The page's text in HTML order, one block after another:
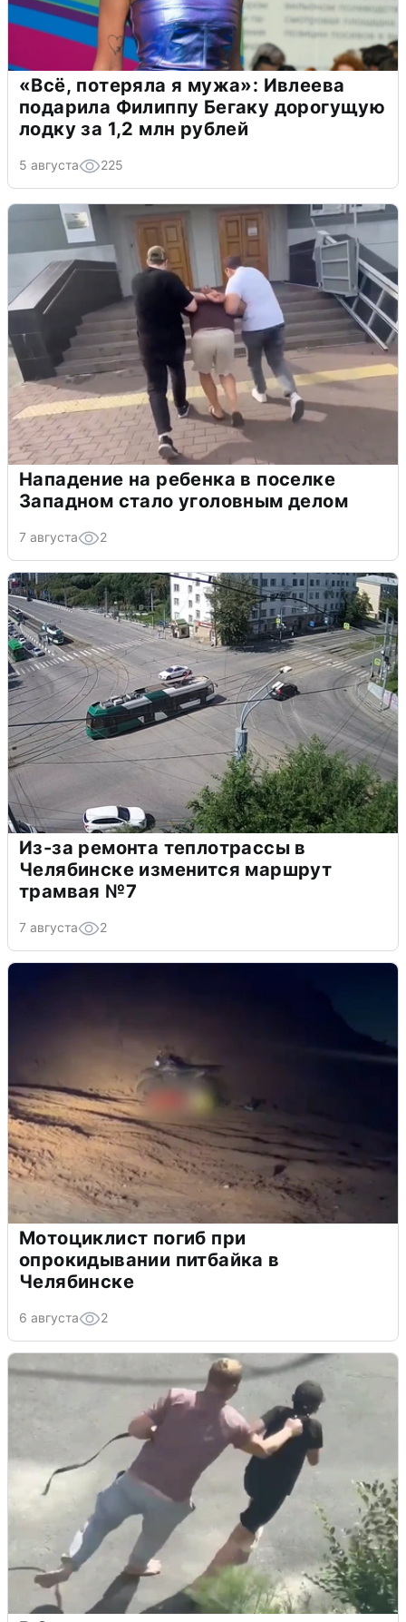
«Всё, потеряла я мужа»: Ивлеева
подарила Филиппу Бегаку дорогущую
лодку за 1,2 млн рублей
5 августа 225
Нападение на ребенка в поселке
Западном стало уголовным делом
7 августа 2
Из-за ремонта теплотрассы в
Челябинске изменится маршрут
трамвая №7
7 августа 2
Мотоциклист погиб при
опрокидывании питбайка в
Челябинске
6 августа 2